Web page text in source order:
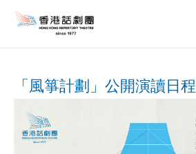
「風箏計劃」公開演讀日程